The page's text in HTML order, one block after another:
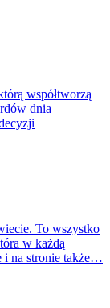
współtworzą
dnia
To wszystko
w każdą
i na stronie także…